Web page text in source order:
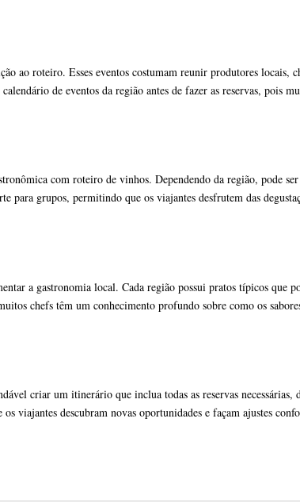
ao roteiro. Esses eventos costumam reunir produtores
de eventos da região antes de fazer as reservas, pois
com roteiro de vinhos. Dependendo da região, pode
para grupos, permitindo que os viajantes desfrutem das
a gastronomia local. Cada região possui pratos típicos que
chefs têm um conhecimento profundo sobre como os
criar um itinerário que inclua todas as reservas
descubram novas oportunidades e façam ajustes